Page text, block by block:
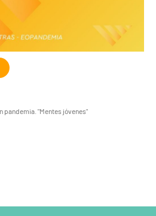
"Mentes jóvenes"